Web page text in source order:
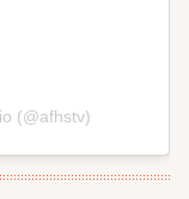
(@afhstv)